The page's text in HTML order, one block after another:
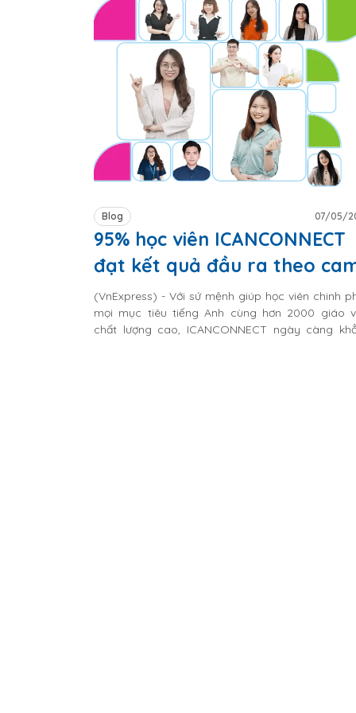
Blog 07/05/
95% học viên ICANCONNECT
đạt kết quả đầu ra theo
kết
(VnExpress) - Với sứ mệnh giúp học viên chinh
mọi mục tiêu tiếng Anh cùng hơn 2000 giáo
chất lượng cao, ICANCONNECT ngày càng